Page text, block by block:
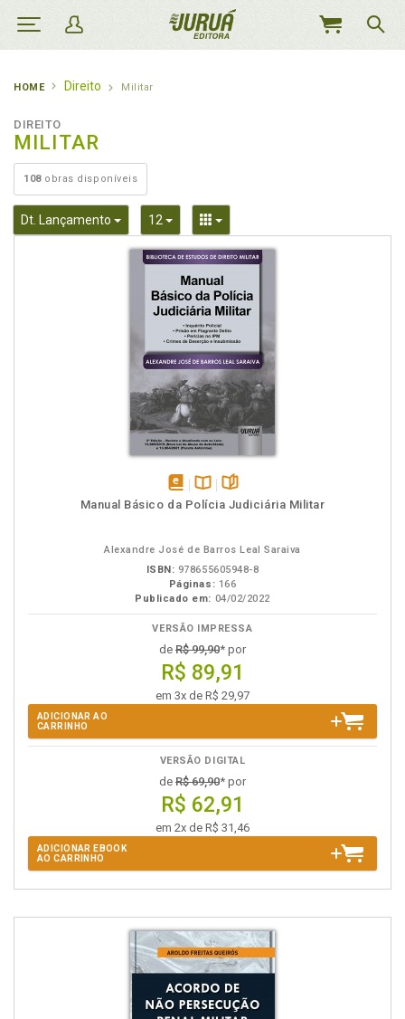
MEU
HOME Direito Militar
DIREITO
MILITAR
108obras disponíveis
Dt. Lançamento Toggle Dropdown
12 Toggle DropdownToggle Dropdown
disponívelDisponível
páginas
Manual Básico da Polícia Judiciária Militar
Alexandre José de Barros Leal Saraiva
ISBN: 978655605948-8
Páginas: 166
Publicado em: 04/02/2022
VERSÃO IMPRESSA
de R$ 99,90* por
R$ 89,91
em 3x de R$ 29,97
ADICIONAR AO
CARRINHO
VERSÃO DIGITAL
de R$ 69,90* por
R$ 62,91
em 2x de R$ 31,46
ADICIONAR EBOOK
AO CARRINHO